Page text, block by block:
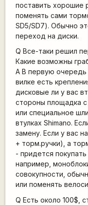
поставить хорошие
поменять сами
SD5/SD7). Обычно
переход на диски.
Q Все-таки решил
Какие возможны
A В первую очередь
вилке есть
дисковые ли у вас
стороны площадка
или специальное
втулках Shimano.
замену. Если у вас
+ торм.ручки), а
- придется
например,
совокупности,
или поменять
Q Есть около 100$,